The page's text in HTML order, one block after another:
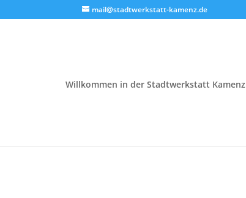
mail@stadtwerkstatt-kamenz.de
Willkommen in der Stadtwerkstatt Kamenz